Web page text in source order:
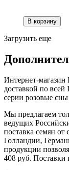
Загрузить еще
Интернет-магазин
доставкой по
серии розовые
Мы предлагаем
ведущих
поставка семян
Голландии,
продукции
408 руб. Поставки